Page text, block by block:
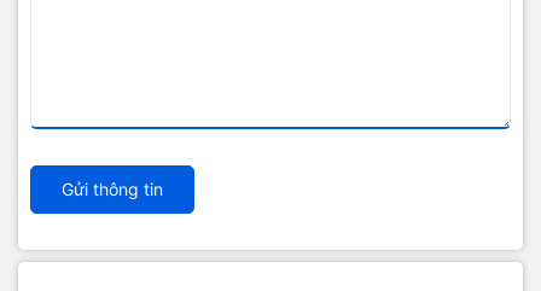
Gửi thông tin